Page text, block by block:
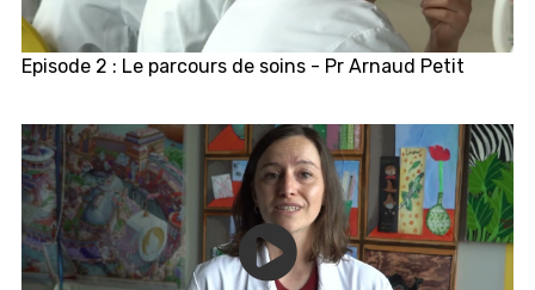
Episode 2 : Le parcours de soins - Pr Arnaud Petit